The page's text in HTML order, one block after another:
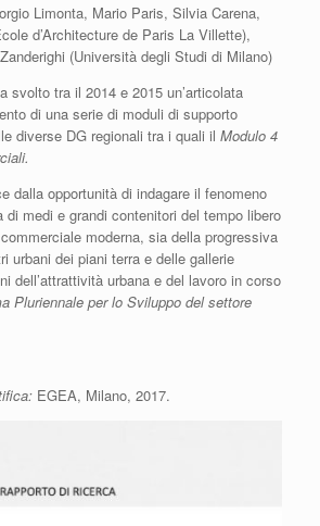
Limonta, Mario Paris, Silvia Carena,
d’Architecture de Paris La Villette),
(Università degli Studi di Milano)
svolto tra il 2014 e 2015 un’articolata
di una serie di moduli di supporto
diverse DG regionali tra i quali il Modulo 4
dalla opportunità di indagare il fenomeno
medi e grandi contenitori del tempo libero
moderna, sia della progressiva
urbani dei piani terra e delle gallerie
dell’attrattività urbana e del lavoro in corso
Pluriennale per lo Sviluppo del settore
EGEA, Milano, 2017.